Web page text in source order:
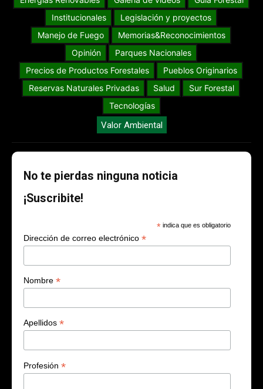
Institucionales
Legislación y proyectos
Manejo de Fuego
Memorias&Reconocimientos
Opinión
Parques Nacionales
Precios de Productos Forestales
Pueblos Originarios
Reservas Naturales Privadas
Salud
Sur Forestal
Tecnologías
Valor Ambiental
No te pierdas ninguna noticia
¡Suscribite!
* indica que es obligatorio
Dirección de correo electrónico *
Nombre *
Apellidos *
Profesión *